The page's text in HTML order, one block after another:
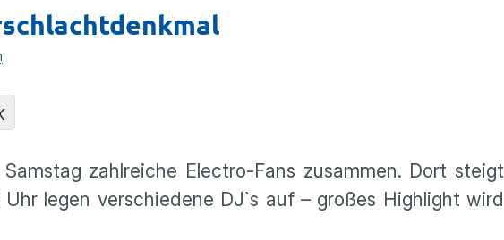
zahlreiche Electro-Fans zusammen. Dort steigt
Uhr legen verschiedene DJ`s auf – großes Highlight wird